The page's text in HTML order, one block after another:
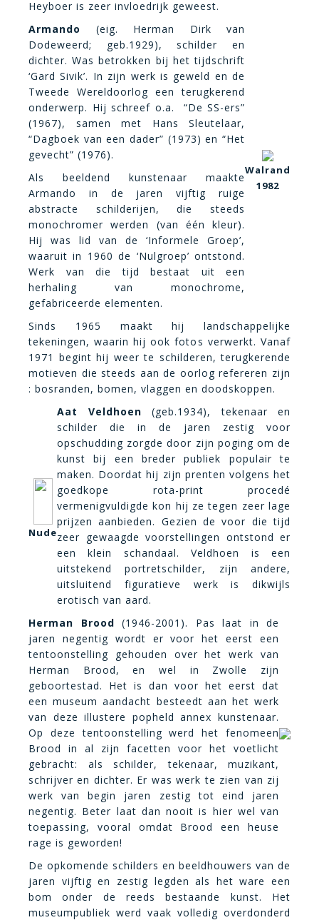
Heyboer is zeer invloedrijk geweest.
Armando
(eig. Herman Dirk van
Dodeweerd; geb.1929), schilder en
dichter. Was betrokken bij het tijdschrift
‘Gard Sivik’. In zijn werk is geweld en de
Tweede Wereldoorlog een terugkerend
onderwerp. Hij schreef o.a. “De SS-ers”
(1967), samen met Hans Sleutelaar,
“Dagboek van een dader” (1973) en “Het
gevecht” (1976).
Als beeldend kunstenaar maakte
Armando in de jaren vijftig ruige
abstracte schilderijen, die steeds
monochromer werden (van één kleur).
Hij was lid van de ‘Informele Groep’,
waaruit in 1960 de ‘Nulgroep’ ontstond.
Werk van die tijd bestaat uit een
herhaling van monochrome,
gefabriceerde elementen.
Walrand
1982
Sinds 1965 maakt hij landschappelijke
tekeningen, waarin hij ook fotos verwerkt. Vanaf
1971 begint hij weer te schilderen, terugkerende
motieven die steeds aan de oorlog refereren zijn
: bosranden, bomen, vlaggen en doodskoppen.
Nude
Aat Veldhoen (geb.1934), tekenaar en
schilder die in de jaren zestig voor
opschudding zorgde door zijn poging om de
kunst bij een breder publiek populair te
maken. Doordat hij zijn prenten volgens het
goedkope rota-print procedé
vermenigvuldigde kon hij ze tegen zeer lage
prijzen aanbieden. Gezien de voor die tijd
zeer gewaagde voorstellingen ontstond er
een klein schandaal. Veldhoen is een
uitstekend portretschilder, zijn andere,
uitsluitend figuratieve werk is dikwijls
erotisch van aard.
Herman Brood (1946-2001). Pas laat in de
jaren negentig wordt er voor het eerst een
tentoonstelling gehouden over het werk van
Herman Brood, en wel in Zwolle zijn
geboortestad. Het is dan voor het eerst dat
een museum aandacht besteedt aan het werk
van deze illustere popheld annex kunstenaar.
Op deze tentoonstelling werd het fenomeen
Brood in al zijn facetten voor het voetlicht
gebracht: als schilder, tekenaar, muzikant,
schrijver en dichter. Er was werk te zien van zij
werk van begin jaren zestig tot eind jaren
negentig. Beter laat dan nooit is hier wel van
toepassing, vooral omdat Brood een heuse
rage is geworden!
De opkomende schilders en beeldhouwers van de
jaren vijftig en zestig legden als het ware een
bom onder de reeds bestaande kunst. Het
museumpubliek werd vaak volledig overdonderd